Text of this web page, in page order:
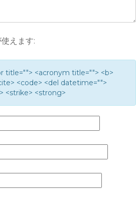
えます:
title=""> <acronym title=""> <b>
<code> <del datetime="">
<strike> <strong>